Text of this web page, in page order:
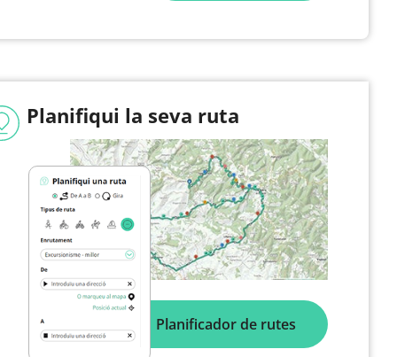
Planifiqui la seva ruta
Planificador de rutes